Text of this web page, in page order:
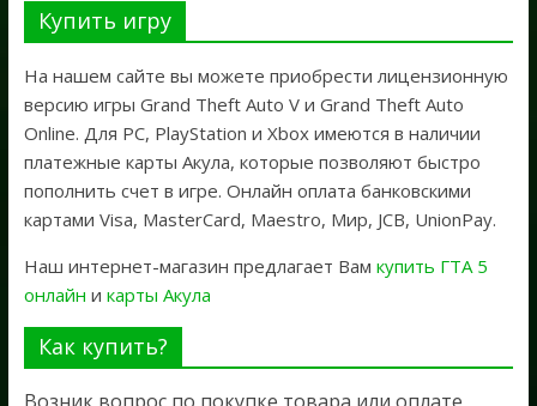
Купить игру
На нашем сайте вы можете приобрести лицензионную
версию игры Grand Theft Auto V и Grand Theft Auto
Online. Для PC, PlayStation и Xbox имеются в наличии
платежные карты Акула, которые позволяют быстро
пополнить счет в игре. Онлайн оплата банковскими
картами Visa, MasterCard, Maestro, Мир, JCB, UnionPay.
Наш интернет-магазин предлагает Вам купить ГТА 5
онлайн и карты Акула
Как купить?